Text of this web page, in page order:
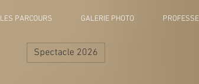
LES PARCOURS GALERIE PHOTO
Spectacle 2026